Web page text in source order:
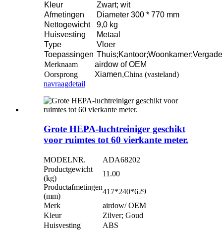
Kleur
Zwart; wit
Afmetingen
Diameter 300 * 770 mm
Nettogewicht
9,0 kg
Huisvesting
Metaal
Type
Vloer
Toepassingen
Merknaam
airdow of OEM
Oorsprong
Xiamen,China (vasteland)
navraagdetail
Grote HEPA-luchtreiniger geschikt
voor ruimtes tot 60 vierkante meter.
MODELNR.
ADA68202
Productgewicht
(kg)
11.00
Productafmetingen
(mm)
417*240*629
Merk
airdow/ OEM
Kleur
Zilver; Goud
Huisvesting
ABS